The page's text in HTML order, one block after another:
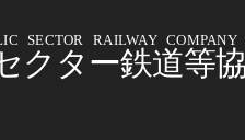
SECTOR RAILWAY COMPANY
クター鉄道等